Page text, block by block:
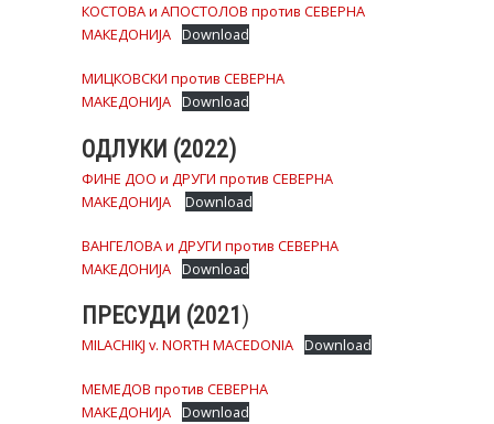
КОСТОВА и АПОСТОЛОВ против СЕВЕРНА
МАКЕДОНИЈА Download
МИЦКОВСКИ против СЕВЕРНА
МАКЕДОНИЈА Download
ОДЛУКИ (2022)
ФИНЕ ДОО и ДРУГИ против СЕВЕРНА
МАКЕДОНИЈА
Download
ВАНГЕЛОВА и ДРУГИ против СЕВЕРНА
МАКЕДОНИЈА Download
ПРЕСУДИ (2021 )
MILACHIKJ v. NORTH MACEDONIA Download
МЕМЕДОВ против СЕВЕРНА
МАКЕДОНИЈА Download